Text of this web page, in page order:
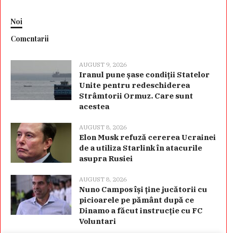
Noi
Comentarii
AUGUST 9, 2026
Iranul pune șase condiții Statelor
Unite pentru redeschiderea
Strâmtorii Ormuz. Care sunt
acestea
AUGUST 8, 2026
Elon Musk refuză cererea Ucrainei
de a utiliza Starlink în atacurile
asupra Rusiei
AUGUST 8, 2026
Nuno Campos își ține jucătorii cu
picioarele pe pământ după ce
Dinamo a făcut instrucție cu FC
Voluntari